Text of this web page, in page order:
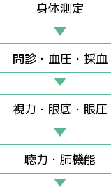
身体測定
問診・血圧・採血
視力・眼底・眼圧
聴力・肺機能